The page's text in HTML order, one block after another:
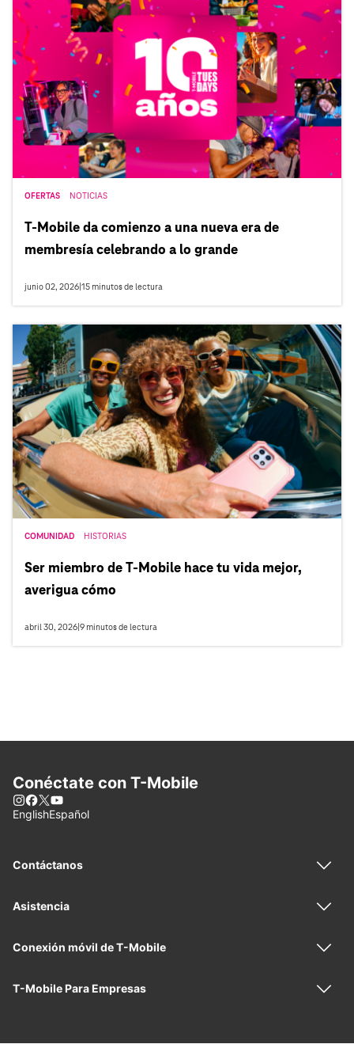
OFERTAS NOTICIAS
T‑Mobile da comienzo a una nueva era de
membresía celebrando a lo grande
junio 02, 2026 15 minutos de lectura
COMUNIDAD HISTORIAS
Ser miembro de T‑Mobile hace tu vida mejor,
averigua cómo
abril 30, 2026 9 minutos de lectura